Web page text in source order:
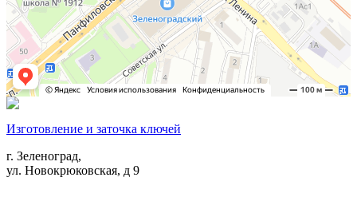
Изготовление и заточка ключей
г. Зеленоград,
ул. Новокрюковская, д 9